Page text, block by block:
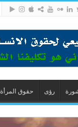
رؤى حقوق المرأة